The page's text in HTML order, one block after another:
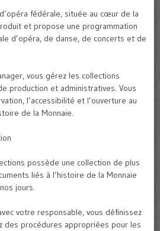
fédérale, située au cœur de la
et propose une programmation
d’opéra, de danse, de concerts et de
vous gérez les collections
production et administratives. Vous
l’accessibilité et l’ouverture au
de la Monnaie.
possède une collection de plus
liés à l’histoire de la Monnaie
jours.
votre responsable, vous définissez
des procédures appropriées pour les